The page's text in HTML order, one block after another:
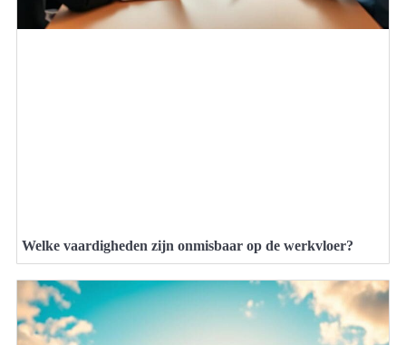
Welke vaardigheden zijn onmisbaar op de werkvloer?